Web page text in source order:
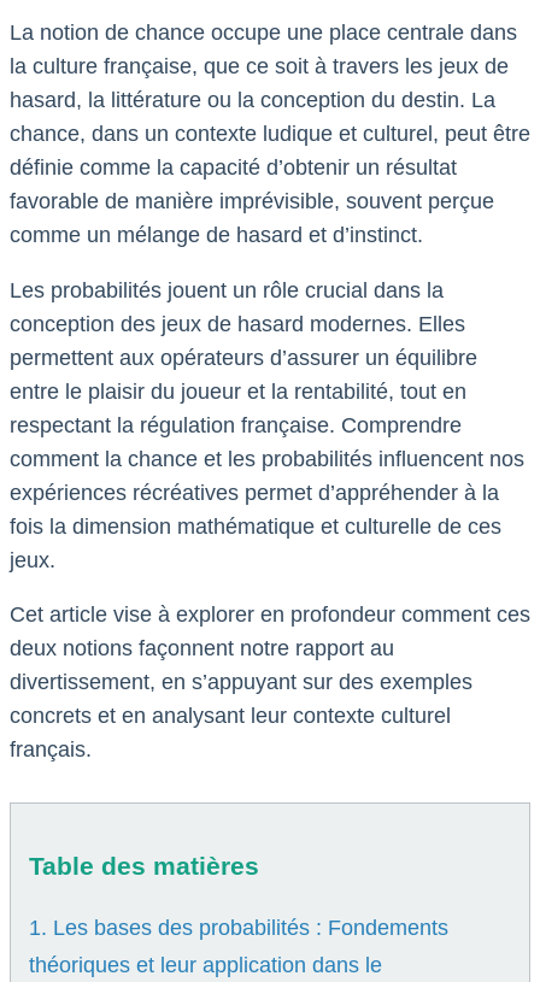
La notion de chance occupe une place centrale dans
la culture française, que ce soit à travers les jeux de
hasard, la littérature ou la conception du destin. La
chance, dans un contexte ludique et culturel, peut être
définie comme la capacité d’obtenir un résultat
favorable de manière imprévisible, souvent perçue
comme un mélange de hasard et d’instinct.
Les probabilités jouent un rôle crucial dans la
conception des jeux de hasard modernes. Elles
permettent aux opérateurs d’assurer un équilibre
entre le plaisir du joueur et la rentabilité, tout en
respectant la régulation française. Comprendre
comment la chance et les probabilités influencent nos
expériences récréatives permet d’appréhender à la
fois la dimension mathématique et culturelle de ces
jeux.
Cet article vise à explorer en profondeur comment ces
deux notions façonnent notre rapport au
divertissement, en s’appuyant sur des exemples
concrets et en analysant leur contexte culturel
français.
Table des matières
1. Les bases des probabilités : Fondements
théoriques et leur application dans le